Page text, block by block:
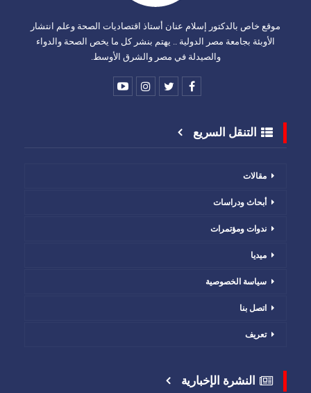
موقع خاص بالدكتور إسلام عنان أستاذ اقتصاديات الصحة وعلم انتشار
الأوبئة بجامعة مصر الدولية .. يهتم بنشر كل ما يخص الصحة والدواء
والصيدلة في مصر والشرق الأوسط.
التنقل السريع
مقالات
أبحاث ودراسات
ندوات ومؤتمرات
ميديا
سياسة الخصوصية
اتصل بنا
تعريف
النشرة الإخبارية